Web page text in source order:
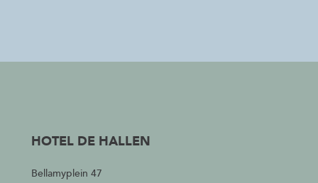
HOTEL DE HALLEN
Bellamyplein 47